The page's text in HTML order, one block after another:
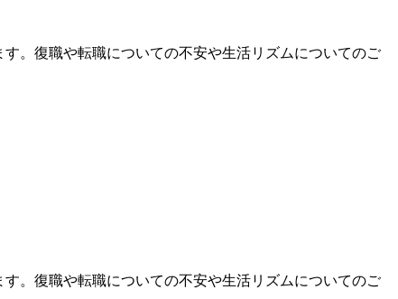
。復職や転職についての不安や生活リズムについてのご
。復職や転職についての不安や生活リズムについてのご